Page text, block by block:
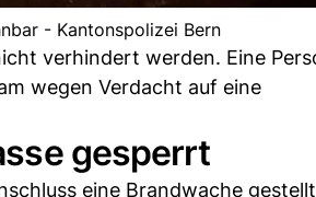
- Kantonspolizei Bern
verhindert werden. Eine
wegen Verdacht auf eine
gesperrt
eine Brandwache